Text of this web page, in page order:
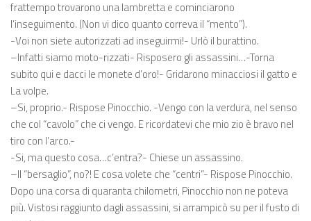
frattempo trovarono una lambretta e cominciarono
l’inseguimento. (Non vi dico quanto correva il “mento”).
-Voi non siete autorizzati ad inseguirmi!- Urlò il burattino.
–Infatti siamo moto-rizzati- Risposero gli assassini…-Torna
subito qui e dacci le monete d’oro!- Gridarono minacciosi il gatto e
La volpe.
–Si, proprio.- Rispose Pinocchio. -Vengo con la verdura, nel senso
che col “cavolo” che ci vengo. E ricordatevi che mio zio è bravo nel
tiro con l’arco.-
-Si, ma questo cosa…c’entra?- Chiese un assassino.
–Il “bersaglio”, no?! E cosa volete che “centri”- Rispose Pinocchio.
Dopo una corsa di quaranta chilometri, Pinocchio non ne poteva
più. Vistosi raggiunto dagli assassini, si arrampicò su per il fusto di